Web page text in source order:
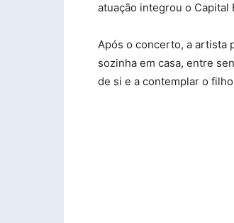
atuação integrou o Capital
Após o concerto, a artista
sozinha em casa, entre
de si e a contemplar o